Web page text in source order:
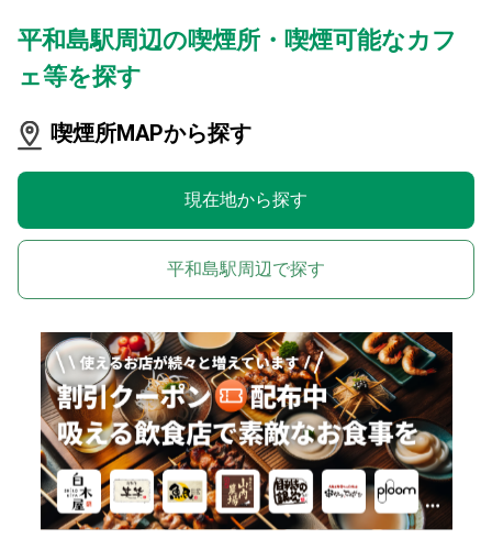
平和島駅周辺の喫煙所・喫煙可能なカフ
ェ等を探す
喫煙所MAPから探す
現在地から探す
平和島駅周辺で探す